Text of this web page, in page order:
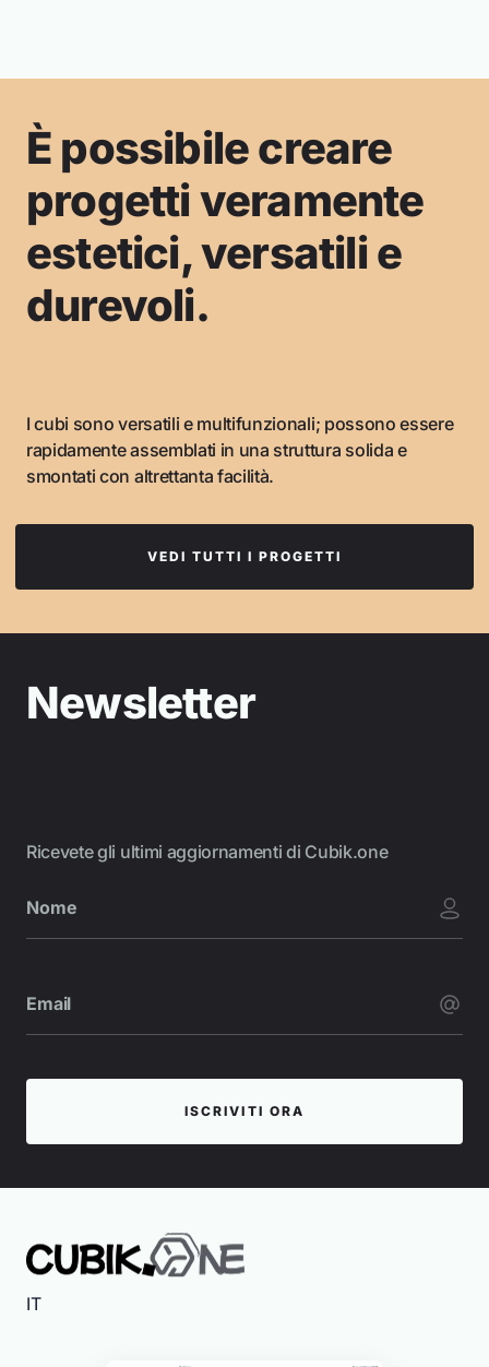
È possibile creare
progetti veramente
estetici, versatili e
durevoli.
I cubi sono versatili e multifunzionali; possono essere
rapidamente assemblati in una struttura solida e
smontati con altrettanta facilità.
VEDI TUTTI I PROGETTI
Newsletter
Ricevete gli ultimi aggiornamenti di Cubik.one
ISCRIVITI ORA
IT